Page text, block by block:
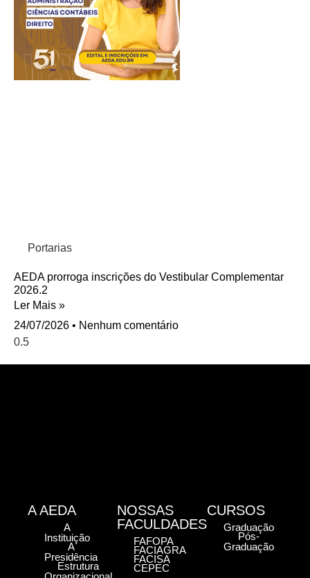
Portarias
AEDA prorroga inscrições do Vestibular Complementar
2026.2
Ler Mais »
24/07/2026
Nenhum comentário
A AEDA
A
Instituição
A
Presidência
Estrutura
NOSSAS
FACULDADES
FAFOPA
FACIAGRA
FACISA
CEPEC
CURSOS
Graduação
Pós-
Graduação